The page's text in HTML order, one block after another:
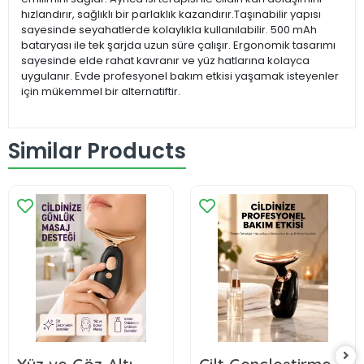
hızlandırır, sağlıklı bir parlaklık kazandırır.Taşınabilir yapısı
sayesinde seyahatlerde kolaylıkla kullanılabilir. 500 mAh
bataryası ile tek şarjda uzun süre çalışır. Ergonomik tasarımı
sayesinde elde rahat kavranır ve yüz hatlarına kolayca
uygulanır. Evde profesyonel bakım etkisi yaşamak isteyenler
için mükemmel bir alternatiftir.
Similar Products